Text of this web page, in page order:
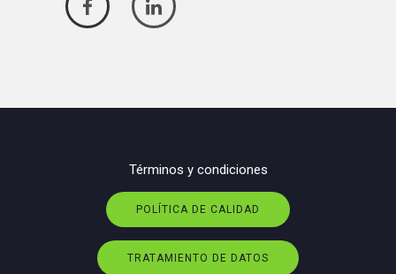
Términos y condiciones
POLÍTICA DE CALIDAD
TRATAMIENTO DE DATOS